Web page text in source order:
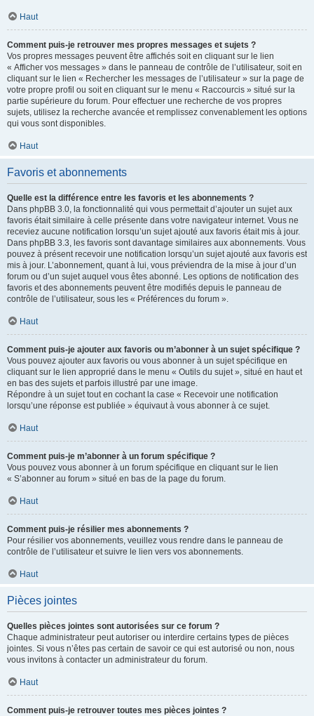
Haut
Comment puis-je retrouver mes propres messages et sujets ?
Vos propres messages peuvent être affichés soit en cliquant sur le lien
« Afficher vos messages » dans le panneau de contrôle de l’utilisateur, soit en
cliquant sur le lien « Rechercher les messages de l’utilisateur » sur la page de
votre propre profil ou soit en cliquant sur le menu « Raccourcis » situé sur la
partie supérieure du forum. Pour effectuer une recherche de vos propres
sujets, utilisez la recherche avancée et remplissez convenablement les options
qui vous sont disponibles.
Haut
Favoris et abonnements
Quelle est la différence entre les favoris et les abonnements ?
Dans phpBB 3.0, la fonctionnalité qui vous permettait d’ajouter un sujet aux
favoris était similaire à celle présente dans votre navigateur internet. Vous ne
receviez aucune notification lorsqu’un sujet ajouté aux favoris était mis à jour.
Dans phpBB 3.3, les favoris sont davantage similaires aux abonnements. Vous
pouvez à présent recevoir une notification lorsqu’un sujet ajouté aux favoris est
mis à jour. L’abonnement, quant à lui, vous préviendra de la mise à jour d’un
forum ou d’un sujet auquel vous êtes abonné. Les options de notification des
favoris et des abonnements peuvent être modifiés depuis le panneau de
contrôle de l’utilisateur, sous les « Préférences du forum ».
Haut
Comment puis-je ajouter aux favoris ou m’abonner à un sujet spécifique ?
Vous pouvez ajouter aux favoris ou vous abonner à un sujet spécifique en
cliquant sur le lien approprié dans le menu « Outils du sujet », situé en haut et
en bas des sujets et parfois illustré par une image.
Répondre à un sujet tout en cochant la case « Recevoir une notification
lorsqu’une réponse est publiée » équivaut à vous abonner à ce sujet.
Haut
Comment puis-je m’abonner à un forum spécifique ?
Vous pouvez vous abonner à un forum spécifique en cliquant sur le lien
« S’abonner au forum » situé en bas de la page du forum.
Haut
Comment puis-je résilier mes abonnements ?
Pour résilier vos abonnements, veuillez vous rendre dans le panneau de
contrôle de l’utilisateur et suivre le lien vers vos abonnements.
Haut
Pièces jointes
Quelles pièces jointes sont autorisées sur ce forum ?
Chaque administrateur peut autoriser ou interdire certains types de pièces
jointes. Si vous n’êtes pas certain de savoir ce qui est autorisé ou non, nous
vous invitons à contacter un administrateur du forum.
Haut
Comment puis-je retrouver toutes mes pièces jointes ?